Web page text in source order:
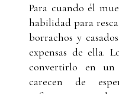
Para cuando él
habilidad para
borrachos y
expensas de ella.
convertirlo en
carecen de